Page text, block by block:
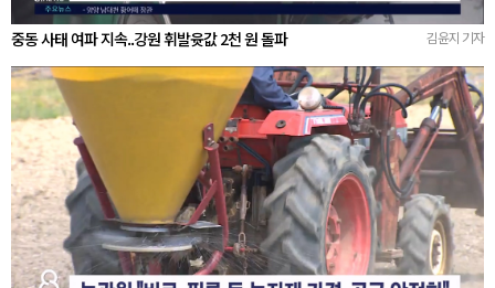
중동 사태 여파 지속..강원 휘발윳값 2천 원 돌파 김윤지 기자